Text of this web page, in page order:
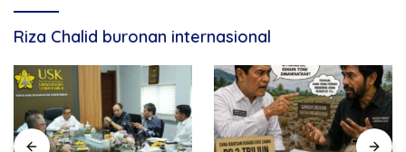
Riza Chalid buronan internasional